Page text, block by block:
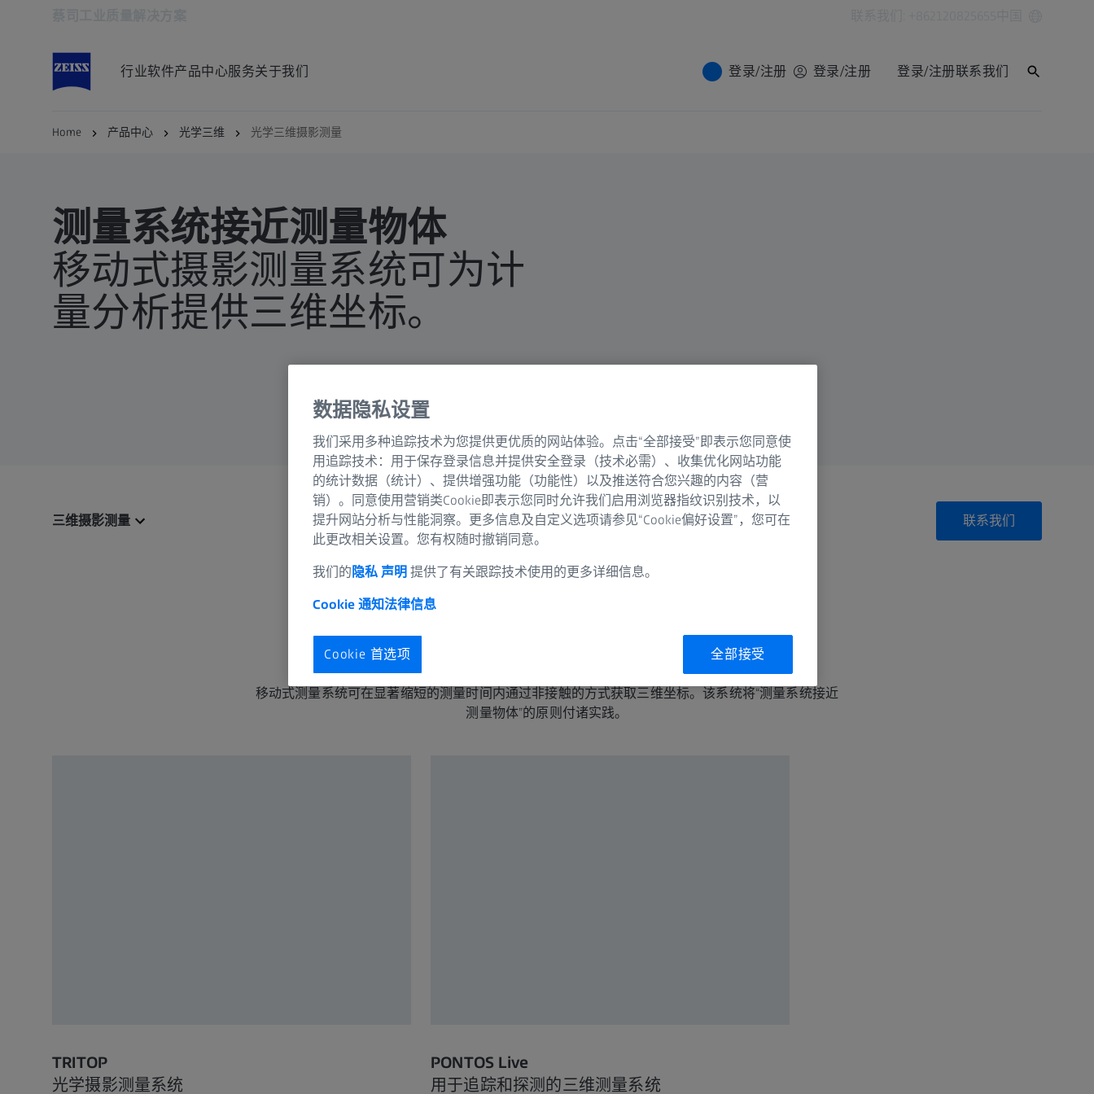
行业软件产品中心服务关于我们 登录/注册 登录/注册 登录/注册联系我们
Home 产品中心 光学三维 光学三维摄影测量
测量系统接近测量物体
移动式摄影测量系统可为计
量分析提供三维坐标。
三维摄影测量 联系我们
移动式测量系统可在显著缩短的测量时间内通过非接触的方式获取三维坐标。该系统将“测量系统接近
测量物体”的原则付诸实践。
TRITOP
光学摄影测量系统
PONTOS Live
用于追踪和探测的三维测量系统
数据隐私设置
我们采用多种追踪技术为您提供更优质的网站体验。点击“全部接受”即表示您同意使
用追踪技术：用于保存登录信息并提供安全登录（技术必需）、收集优化网站功能
的统计数据（统计）、提供增强功能（功能性）以及推送符合您兴趣的内容（营
销）。同意使用营销类Cookie即表示您同时允许我们启用浏览器指纹识别技术，以
提升网站分析与性能洞察。更多信息及自定义选项请参见“Cookie偏好设置”，您可在
此更改相关设置。您有权随时撤销同意。
我们的 隐私 声明 提供了有关跟踪技术使用的更多详细信息。
Cookie 通知法律信息
Cookie 首选项 全部接受